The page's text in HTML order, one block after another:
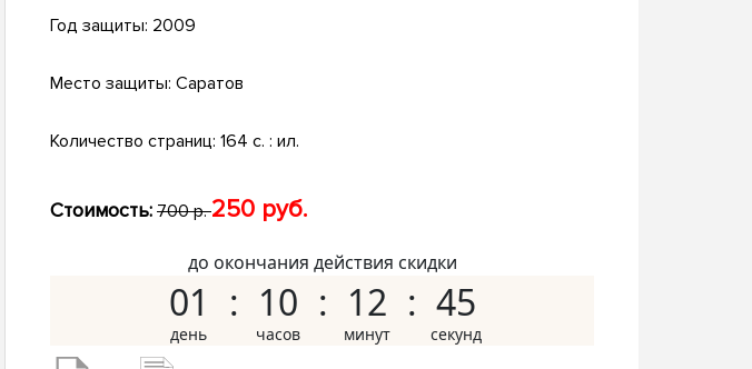
Год защиты: 2009
Место защиты: Саратов
Количество страниц: 164 с. : ил.
Стоимость: 700 р.250 руб.
до окончания действия скидки
01 10 12 44